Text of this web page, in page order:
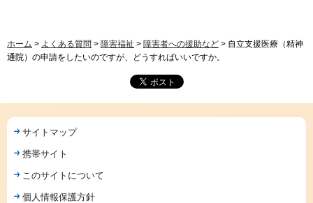
ホーム > よくある質問 > 障害福祉 > 障害者への援助など > 自立支援医療（精神
通院）の申請をしたいのですが、どうすればいいですか。
サイトマップ
携帯サイト
このサイトについて
個人情報保護方針